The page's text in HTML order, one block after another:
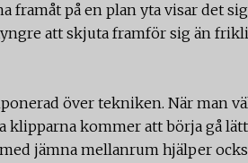
framåt på en plan yta visar det
att skjuta framför sig än
över tekniken. När man
klipparna kommer att börja gå
jämna mellanrum hjälper